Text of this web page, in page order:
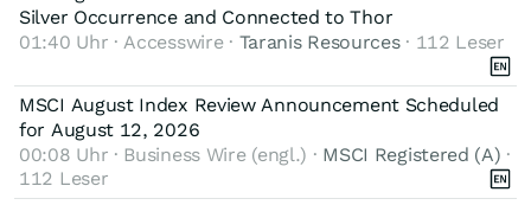
Silver Occurrence and Connected to Thor
01:40 Uhr · Accesswire · Taranis Resources· 112 Leser
MSCI August Index Review Announcement Scheduled
for August 12, 2026
00:08 Uhr · Business Wire (engl.) · MSCI Registered (A) ·
112 Leser